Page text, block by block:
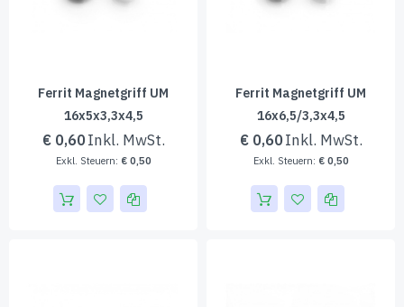
Ferrit Magnetgriff UM
16x5x3,3x4,5
€ 0,60
€ 0,50
Ferrit Magnetgriff UM
16x6,5/3,3x4,5
€ 0,60
€ 0,50